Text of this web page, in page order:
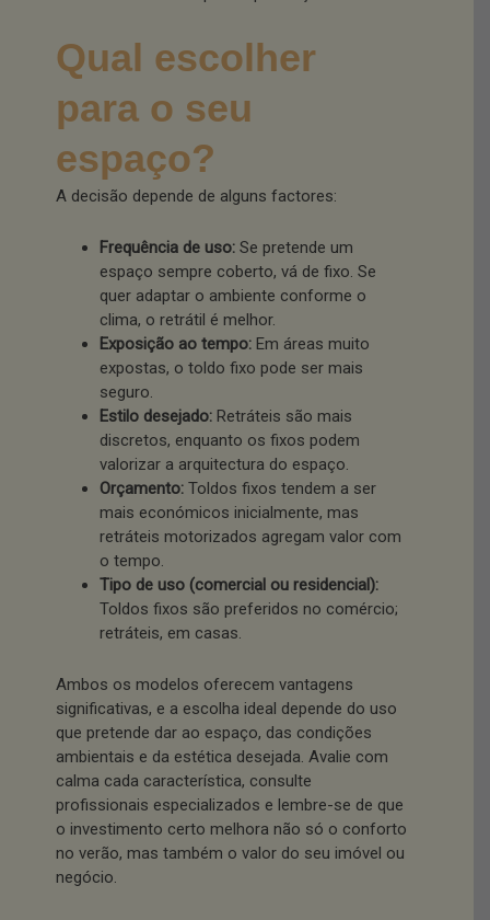
Qual escolher
para o seu
espaço?
A decisão depende de alguns factores:
Frequência de uso: Se pretende um
espaço sempre coberto, vá de fixo. Se
quer adaptar o ambiente conforme o
clima, o retrátil é melhor.
Exposição ao tempo: Em áreas muito
expostas, o toldo fixo pode ser mais
seguro.
Estilo desejado: Retráteis são mais
discretos, enquanto os fixos podem
valorizar a arquitectura do espaço.
Orçamento: Toldos fixos tendem a ser
mais económicos inicialmente, mas
retráteis motorizados agregam valor com
o tempo.
Tipo de uso (comercial ou residencial):
Toldos fixos são preferidos no comércio;
retráteis, em casas.
Ambos os modelos oferecem vantagens
significativas, e a escolha ideal depende do uso
que pretende dar ao espaço, das condições
ambientais e da estética desejada. Avalie com
calma cada característica, consulte
profissionais especializados e lembre-se de que
o investimento certo melhora não só o conforto
no verão, mas também o valor do seu imóvel ou
negócio.